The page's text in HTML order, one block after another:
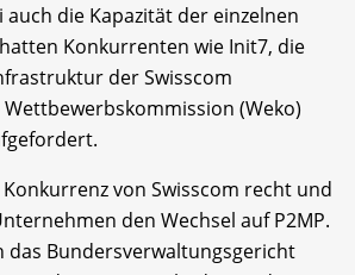
die Kapazität der einzelnen
Konkurrenten wie Init7, die
der Swisscom
(Weko)
von Swisscom recht und
den Wechsel auf P2MP.
das Bundersverwaltungsgericht